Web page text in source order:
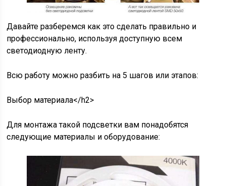
Давайте разберемся как это сделать правильно и
профессионально, используя доступную всем
светодиодную ленту.
Всю работу можно разбить на 5 шагов или этапов:
Выбор материала</h2>
Для монтажа такой подсветки вам понадобятся
следующие материалы и оборудование: